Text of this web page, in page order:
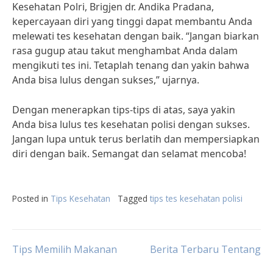
Kesehatan Polri, Brigjen dr. Andika Pradana,
kepercayaan diri yang tinggi dapat membantu Anda
melewati tes kesehatan dengan baik. “Jangan biarkan
rasa gugup atau takut menghambat Anda dalam
mengikuti tes ini. Tetaplah tenang dan yakin bahwa
Anda bisa lulus dengan sukses,” ujarnya.
Dengan menerapkan tips-tips di atas, saya yakin
Anda bisa lulus tes kesehatan polisi dengan sukses.
Jangan lupa untuk terus berlatih dan mempersiapkan
diri dengan baik. Semangat dan selamat mencoba!
Posted in Tips Kesehatan Tagged tips tes kesehatan polisi
Tips Memilih Makanan
Berita Terbaru Tentang